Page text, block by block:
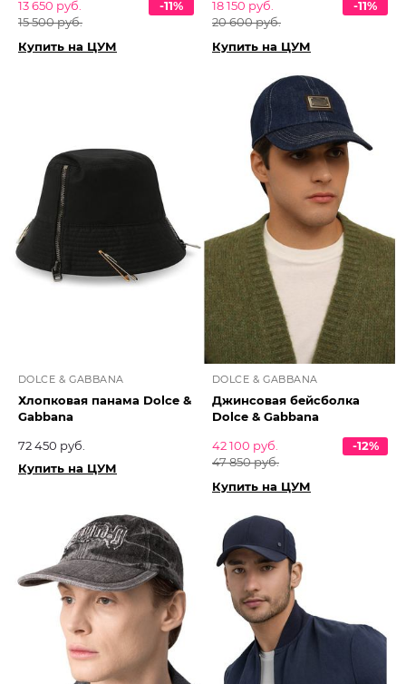
13 650 руб.
15 500 руб.
-11%
Купить на ЦУМ
18 150 руб.
20 600 руб.
-11%
Купить на ЦУМ
DOLCE & GABBANA
Хлопковая панама Dolce &
Gabbana
72 450 руб.
Купить на ЦУМ
DOLCE & GABBANA
Джинсовая бейсболка
Dolce & Gabbana
42 100 руб.
47 850 руб.
-12%
Купить на ЦУМ